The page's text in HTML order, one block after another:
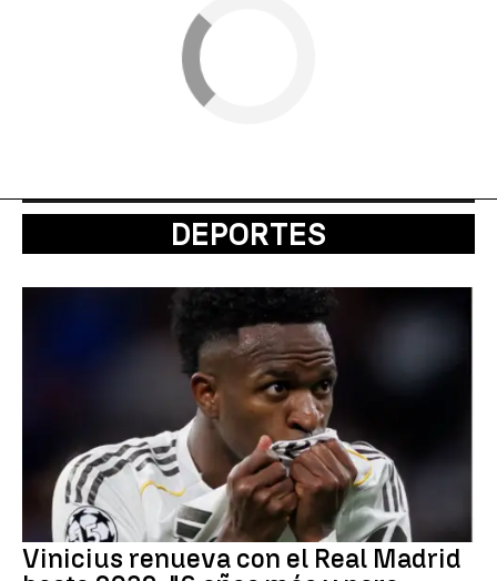
DEPORTES
Vinicius renueva con el Real Madrid